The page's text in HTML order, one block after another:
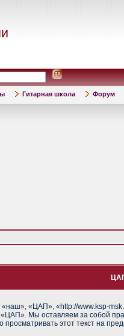
Гитарная школа Форум
«ЦАП», «http://www.ksp-
Мы оставляем за собой
этот текст на